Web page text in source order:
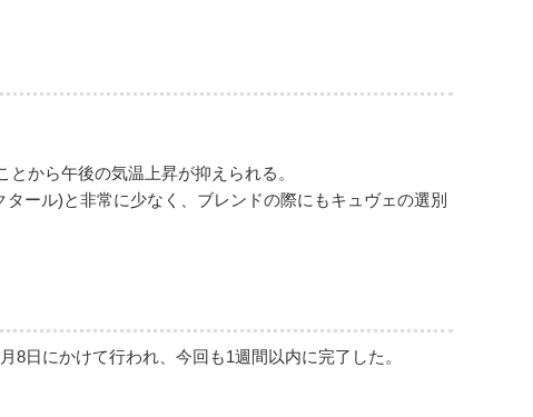
から午後の気温上昇が抑えられる。
ール)と非常に少なく、ブレンドの際にもキュヴェの選別
日にかけて行われ、今回も1週間以内に完了した。